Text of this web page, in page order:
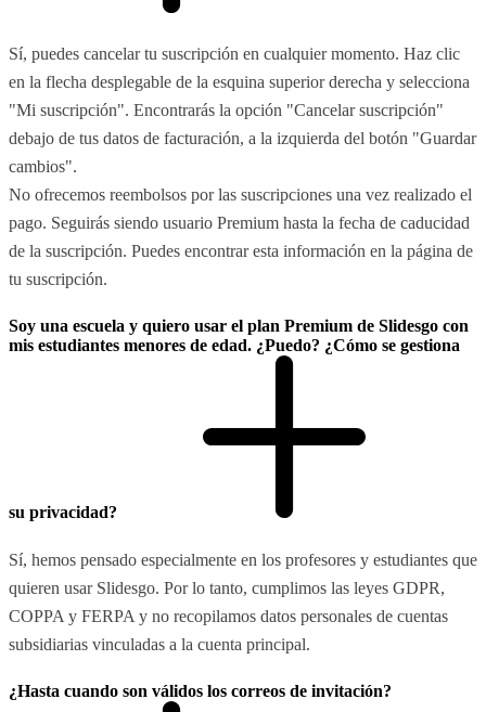
Sí, puedes cancelar tu suscripción en cualquier momento. Haz clic
en la flecha desplegable de la esquina superior derecha y selecciona
"Mi suscripción". Encontrarás la opción "Cancelar suscripción"
debajo de tus datos de facturación, a la izquierda del botón "Guardar
cambios".
No ofrecemos reembolsos por las suscripciones una vez realizado el
pago. Seguirás siendo usuario Premium hasta la fecha de caducidad
de la suscripción. Puedes encontrar esta información en la página de
tu suscripción.
Soy una escuela y quiero usar el plan Premium de Slidesgo con
mis estudiantes menores de edad. ¿Puedo? ¿Cómo se gestiona
su privacidad?
Sí, hemos pensado especialmente en los profesores y estudiantes que
quieren usar Slidesgo. Por lo tanto, cumplimos las leyes GDPR,
COPPA y FERPA y no recopilamos datos personales de cuentas
subsidiarias vinculadas a la cuenta principal.
¿Hasta cuando son válidos los correos de invitación?